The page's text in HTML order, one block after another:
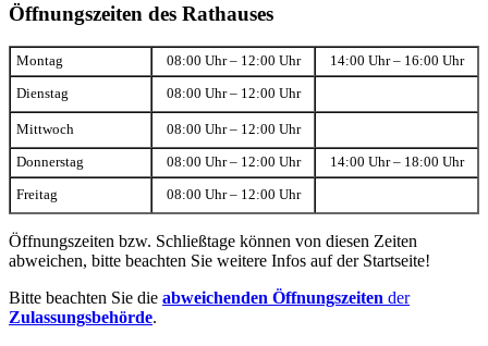
Öffnungszeiten des Rathauses
Montag 08:00 Uhr – 12:00 Uhr 14:00 Uhr – 16:00 Uhr
Dienstag 08:00 Uhr – 12:00 Uhr
Mittwoch 08:00 Uhr – 12:00 Uhr
Donnerstag 08:00 Uhr – 12:00 Uhr 14:00 Uhr – 18:00 Uhr
Freitag 08:00 Uhr – 12:00 Uhr
Öffnungszeiten bzw. Schließtage können von diesen Zeiten
abweichen, bitte beachten Sie weitere Infos auf der Startseite!
Bitte beachten Sie die abweichenden Öffnungszeiten der
Zulassungsbehörde.